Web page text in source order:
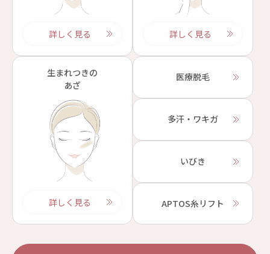
詳しく見る 詳しく見る
生まれつきの
あざ
詳しく見る
医療脱毛
多汗・ワキガ
いびき
APTOS糸リフト